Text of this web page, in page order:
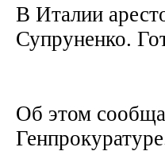
В Италии
Супруненко.
Об этом